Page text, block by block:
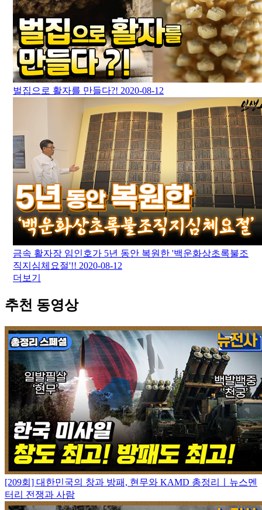
벌집으로 활자를 만들다?! 2020-08-12
금속 활자장 임인호가 5년 동안 복원한 '백운화상초록불조
직지심체요절'!! 2020-08-12
더보기
추천 동영상
[209회] 대한민국의 창과 방패, 현무와 KAMD 총정리ㅣ뉴스멘
터리 전쟁과 사람